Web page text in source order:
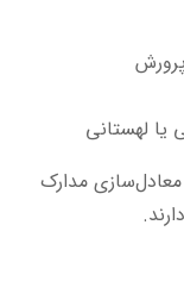
یا لهستانی
معادل‌سازی مدارک